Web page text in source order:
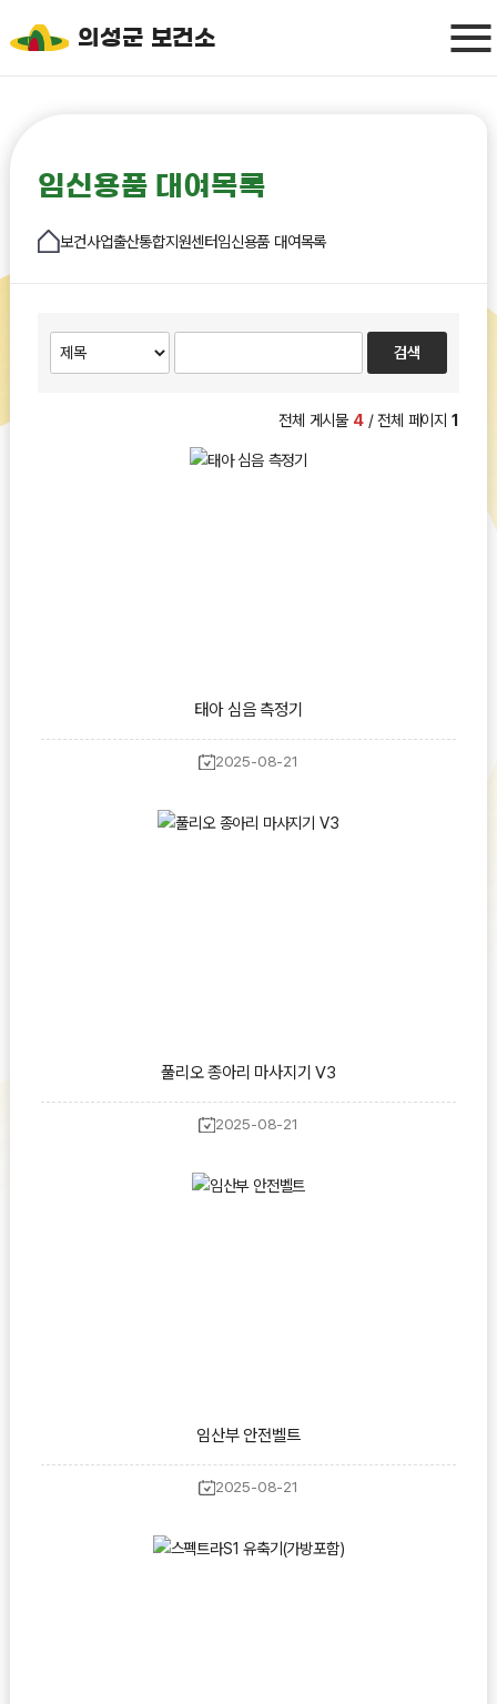
의성군 보건소
임신용품 대여목록
보건사업출산통합지원센터임신용품 대여목록
전체 게시물 4/ 전체 페이지 1
태아 심음 측정기
2025-08-21
풀리오 종아리 마사지기 V3
2025-08-21
임산부 안전벨트
2025-08-21